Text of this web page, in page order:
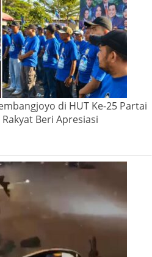
di HUT Ke-25 Partai
Beri Apresiasi